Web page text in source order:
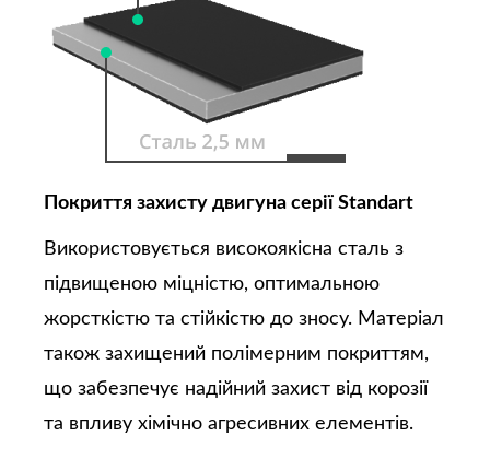
Покриття захисту двигуна серії Standart
Використовується високоякісна сталь з
підвищеною міцністю, оптимальною
жорсткістю та стійкістю до зносу. Матеріал
також захищений полімерним покриттям,
що забезпечує надійний захист від корозії
та впливу хімічно агресивних елементів.